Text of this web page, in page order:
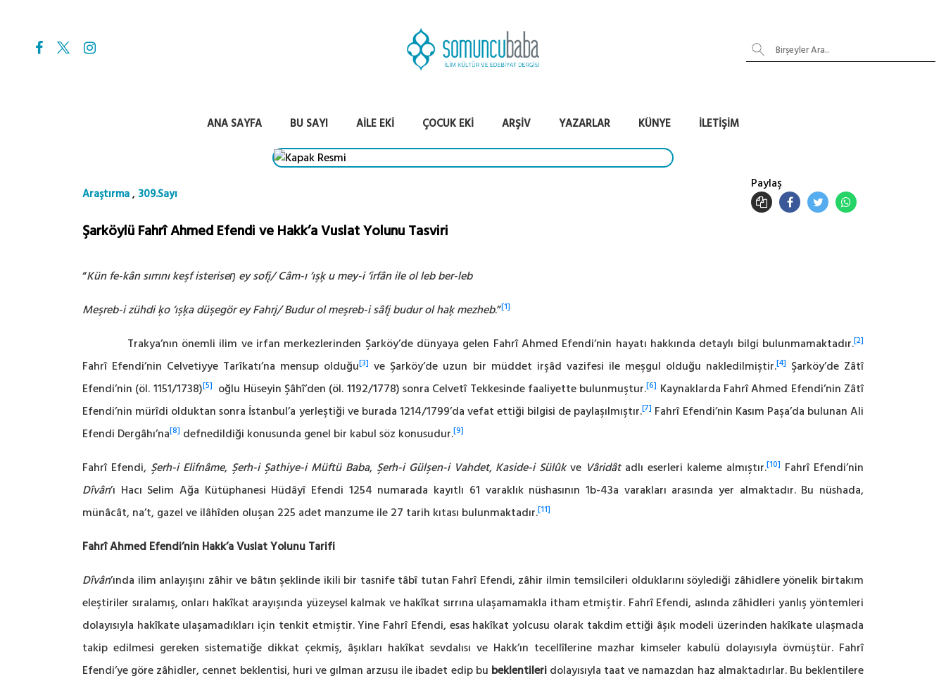
ANA SAYFA BU SAYI AILE EKI ÇOCUK EKI ARŞIV YAZARLAR KÜNYE İLETIŞIM
Araştırma, 309.Sayı
Paylaş
Şarköylü Fahrî Ahmed Efendi ve Hakk’a Vuslat Yolunu Tasviri
“Kün fe-kân sırrını keşf isteriseŋ ey sofį/ Câm-ı ‘ışķ u mey-i ‘irfân ile ol leb ber-leb
Meşreb-i zühdi ķo ‘ışķa düşegör ey Fahrį/ Budur ol meşreb-i sâfį budur ol haķ mezheb.”[1]
Trakya’nın önemli ilim ve irfan merkezlerinden Şarköy’de dünyaya gelen Fahrî Ahmed Efendi’nin hayatı hakkında detaylı bilgi bulunmamaktadır.[2]
Fahrî Efendi’nin Celvetiyye Tarîkatı’na mensup olduğu[3] ve Şarköy’de uzun bir müddet irşâd vazifesi ile meşgul olduğu nakledilmiştir.[4] Şarköy’de Zâtî
Efendi’nin (öl. 1151/1738)[5] oğlu Hüseyin Şâhî’den (öl. 1192/1778) sonra Celvetî Tekkesinde faaliyette bulunmuştur.[6] Kaynaklarda Fahrî Ahmed Efendi’nin Zâtî
Efendi’nin mürîdi olduktan sonra İstanbul’a yerleştiği ve burada 1214/1799’da vefat ettiği bilgisi de paylaşılmıştır.[7] Fahrî Efendi’nin Kasım Paşa’da bulunan Ali
Efendi Dergâhı’na[8] defnedildiği konusunda genel bir kabul söz konusudur.[9]
Fahrî Efendi, Şerh-i Elifnâme, Şerh-i Şathiye-i Müftü Baba, Şerh-i Gülşen-i Vahdet, Kaside-i Sülûkve Vâridâtadlı eserleri kaleme almıştır.[10] Fahrî Efendi’nin
Dîvân’ı Hacı Selim Ağa Kütüphanesi Hüdâyî Efendi 1254 numarada kayıtlı 61 varaklık nüshasının 1b-43a varakları arasında yer almaktadır. Bu nüshada,
münâcât, na’t, gazel ve ilâhîden oluşan 225 adet manzume ile 27 tarih kıtası bulunmaktadır.[11]
Fahrî Ahmed Efendi’nin Hakk’a Vuslat Yolunu Tarifi
Dîvân’ında ilim anlayışını zâhir ve bâtın şeklinde ikili bir tasnife tâbî tutan Fahrî Efendi, zâhir ilmin temsilcileri olduklarını söylediği zâhidlere yönelik birtakım
eleştiriler sıralamış, onları hakîkat arayışında yüzeysel kalmak ve hakîkat sırrına ulaşamamakla itham etmiştir. Fahrî Efendi, aslında zâhidleri yanlış yöntemleri
dolayısıyla hakîkate ulaşamadıkları için tenkit etmiştir. Yine Fahrî Efendi, esas hakîkat yolcusu olarak takdim ettiği âşık modeli üzerinden hakîkate ulaşmada
takip edilmesi gereken sistematiğe dikkat çekmiş, âşıkları hakîkat sevdalısı ve Hakk’ın tecellîlerine mazhar kimseler kabulü dolayısıyla övmüştür. Fahrî
Efendi’ye göre zâhidler, cennet beklentisi, huri ve gılman arzusu ile ibadet edip bu beklentileridolayısıyla taat ve namazdan haz almaktadırlar. Bu beklentilere